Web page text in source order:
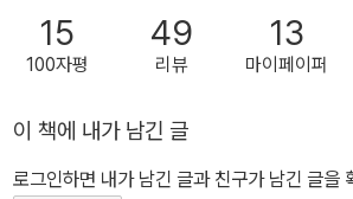
가 되는 인구를 품은 중국의 문화는 우선 그
다. 긴 세월 우리와 밀접하게 영향을 주고받
큰 거울이 되기도 한다. 볼거리가 많은 만큼
는 물론이고, 미술사·사상사·문학사의 주요한
획 중이다. 고대 고구려·발해와 조선시대 연행
15
100자평
49
리뷰
13
마이페이퍼
이 책에 내가 남긴 글
로그인하면 내가 남긴 글과 친구가 남긴 글을